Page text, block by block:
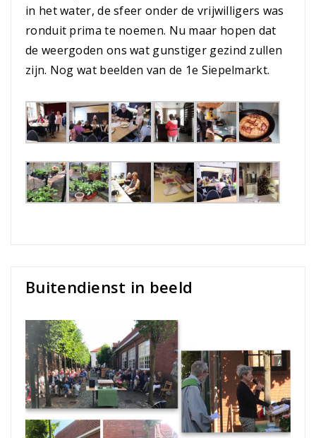
in het water, de sfeer onder de vrijwilligers was
ronduit prima te noemen. Nu maar hopen dat
de weergoden ons wat gunstiger gezind zullen
zijn. Nog wat beelden van de 1e Siepelmarkt.
Buitendienst in beeld